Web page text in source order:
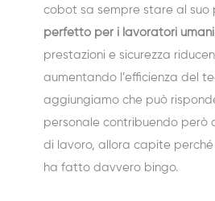
cobot sa sempre stare al suo
perfetto per i lavoratori umani
prestazioni e sicurezza
aumentando l’efficienza del
aggiungiamo che può
personale contribuendo però
di lavoro, allora capite
ha fatto davvero bingo.